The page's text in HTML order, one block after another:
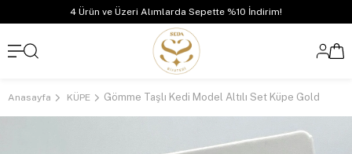
4 Ürün ve Üzeri Alımlarda Sepette %10 İndirim!
Anasayfa KÜPE Gömme Taşlı Kedi Model Altılı Set Küpe Gold